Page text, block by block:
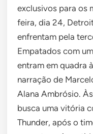
exclusivos para os
feira, dia 24,
enfrentam pela
Empatados com
entram em quadra
narração de
Alana Ambrósio.
busca uma vitória
Thunder, após o